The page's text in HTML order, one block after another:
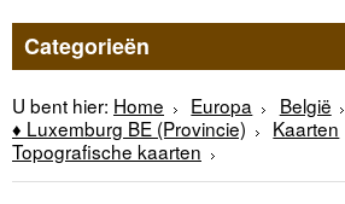
Categorieën
U bent hier: Home Europa
België
♦ Luxemburg BE (Provincie)
Kaarten
Topografische kaarten